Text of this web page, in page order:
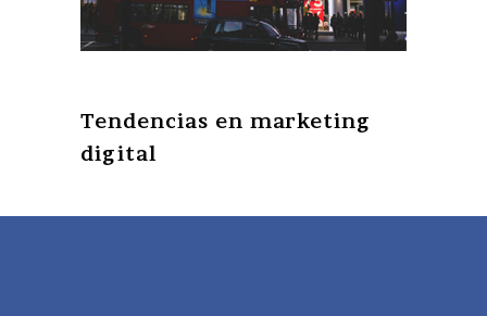
Tendencias en marketing
digital